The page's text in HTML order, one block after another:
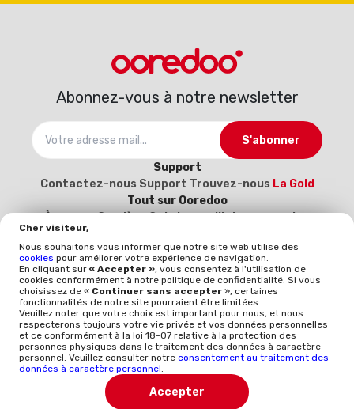
Cher visiteur,
Nous souhaitons vous informer que notre site web utilise des
cookies pour améliorer votre expérience de navigation.
En cliquant sur « Accepter », vous consentez à l'utilisation de
cookies conformément à notre politique de confidentialité. Si vous
choisissez de « Continuer sans accepter », certaines
fonctionnalités de notre site pourraient être limitées.
Veuillez noter que votre choix est important pour nous, et nous
respecterons toujours votre vie privée et vos données personnelles
et ce conformément à la loi 18-07 relative à la protection des
personnes physiques dans le traitement des données à caractère
personnel. Veuillez consulter notre consentement au traitement des
données à caractère personnel.
Accepter
Abonnez-vous à notre newsletter
S'abonner
Support
Contactez-nous Support Trouvez-nous La Gold
Tout sur Ooredoo
À proposCarrièreCatalogue d’interconnexion
2025-2026
vous ici)
Politique et qualité
Mentions légales Politique qualitéWhistleblowing
ISO 9001ISO-CEI 27001Données à caractère
personnel Politique générale de protection des
données
TÉLÉCHARGER L'APP